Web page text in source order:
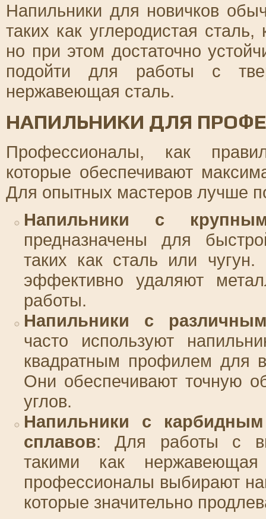
Напильники для новичков
таких как углеродистая сталь,
но при этом достаточно
подойти для работы с
нержавеющая сталь.
НАПИЛЬНИКИ ДЛЯ
Профессионалы, как
которые обеспечивают
Для опытных мастеров лучше
Напильники с
предназначены для
таких как сталь или
эффективно удаляют
работы.
Напильники с
часто используют
квадратным профилем для
Они обеспечивают точную
углов.
Напильники с
сплавов: Для работы с
такими как
профессионалы выбирают
которые значительно